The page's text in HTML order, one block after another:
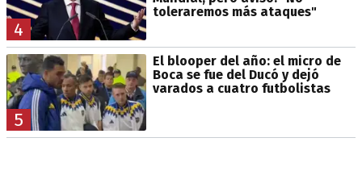
4
toleraremos más ataques"
5
El blooper del año: el micro de
Boca se fue del Ducó y dejó
varados a cuatro futbolistas